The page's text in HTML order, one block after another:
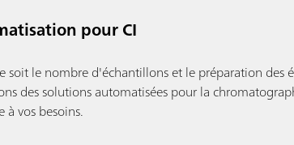
pour CI
soit le nombre d'échantillons et le préparation des
des solutions automatisées pour la
à vos besoins.